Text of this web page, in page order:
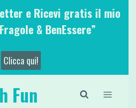
e Ricevi gratis il mio
& BenEssere”
Clicca qui!
Fun